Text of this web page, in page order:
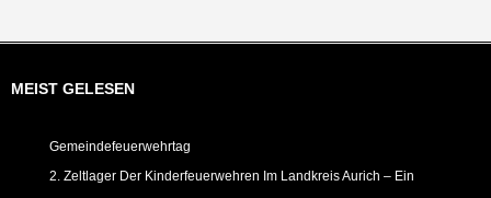
MEIST GELESEN
Gemeindefeuerwehrtag
2. Zeltlager Der Kinderfeuerwehren Im Landkreis Aurich – Ein